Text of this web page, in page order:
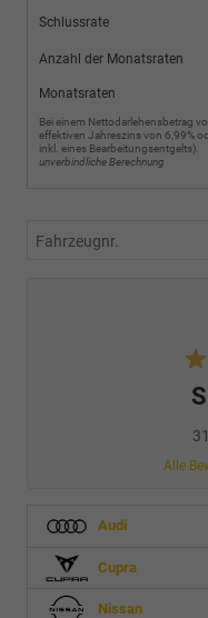
Schlussrate
Anzahl der Monatsraten
Monatsraten
Bei einem Nettodarlehensbetrag
effektiven Jahreszins von 6,99%
inkl. eines Bearbeitungsentgelts).
unverbindliche Berechnung
Fahrzeugnr.
Alle
Audi
Cupra
Nissan